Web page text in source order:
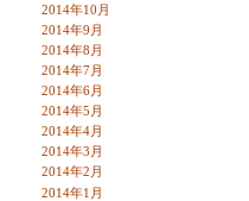
2014年10月
2014年9月
2014年8月
2014年7月
2014年6月
2014年5月
2014年4月
2014年3月
2014年2月
2014年1月